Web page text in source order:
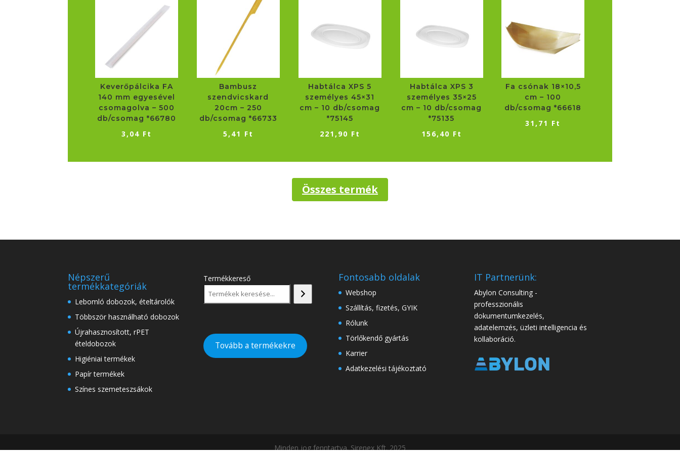
Keverőpálcika FA
140 mm egyesével
csomagolva – 500
db/csomag *66780
3,04 Ft
Bambusz
szendvicskard
20cm – 250
db/csomag *66733
5,41 Ft
Habtálca XPS 5
személyes 45×31
cm – 10 db/csomag
*75145
221,90 Ft
Habtálca XPS 3
személyes 35×25
cm – 10 db/csomag
*75135
156,40 Ft
Fa csónak 18×10,5
cm – 100
db/csomag *66618
31,71 Ft
Összes termék
Népszerű
termékkategóriák
Lebomló dobozok, ételtárolók
Többször használható dobozok
Újrahasznosított, rPET
ételdobozok
Higiéniai termékek
Papír termékek
Színes szemeteszsákok
Termékkereső
Tovább a termékekre
Fontosabb oldalak
Webshop
Szállítás, fizetés, GYIK
Rólunk
Törlőkendő gyártás
Karrier
Adatkezelési tájékoztató
IT Partnerünk:
Abylon Consulting -
professzionális
dokumentumkezelés,
adatelemzés, üzleti intelligencia és
kollaboráció.
Minden jog fenntartva. Sirenex Kft. 2025